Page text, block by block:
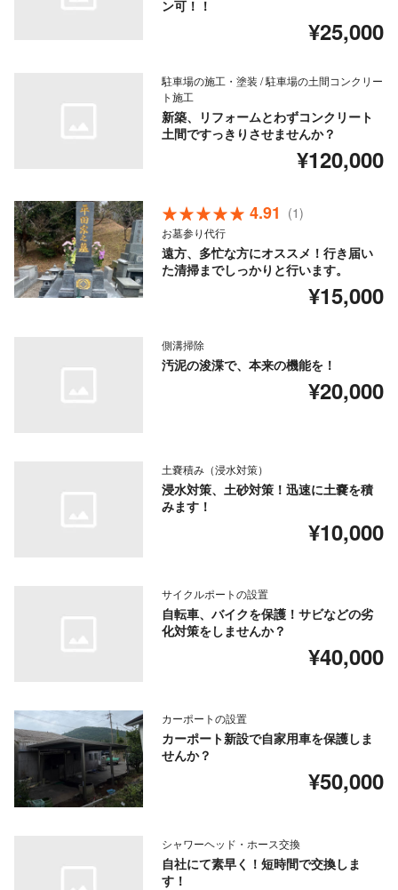
ン可！！
¥25,000
駐車場の施工・塗装 / 駐車場の土間コンクリー
ト施工
新築、リフォームとわずコンクリート
土間ですっきりさせませんか？
¥120,000
4.91 (1)
お墓参り代行
遠方、多忙な方にオススメ！行き届い
た清掃までしっかりと行います。
¥15,000
側溝掃除
汚泥の浚渫で、本来の機能を！
¥20,000
土嚢積み（浸水対策）
浸水対策、土砂対策！迅速に土嚢を積
みます！
¥10,000
サイクルポートの設置
自転車、バイクを保護！サビなどの劣
化対策をしませんか？
¥40,000
カーポートの設置
カーポート新設で自家用車を保護しま
せんか？
¥50,000
シャワーヘッド・ホース交換
自社にて素早く！短時間で交換しま
す！